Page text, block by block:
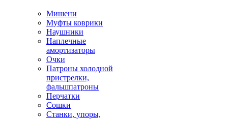
Мишени
Муфты коврики
Наушники
Наплечные
амортизаторы
Очки
Патроны холодной
пристрелки,
фальшпатроны
Перчатки
Сошки
Станки, упоры,